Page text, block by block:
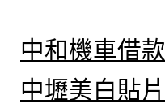
中和機車借款
中壢美白貼片